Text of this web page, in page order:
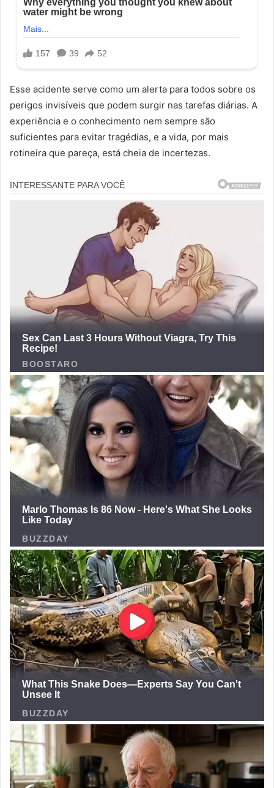
Esse acidente serve como um alerta para todos sobre os
perigos invisíveis que podem surgir nas tarefas diárias. A
experiência e o conhecimento nem sempre são
suficientes para evitar tragédias, e a vida, por mais
rotineira que pareça, está cheia de incertezas.